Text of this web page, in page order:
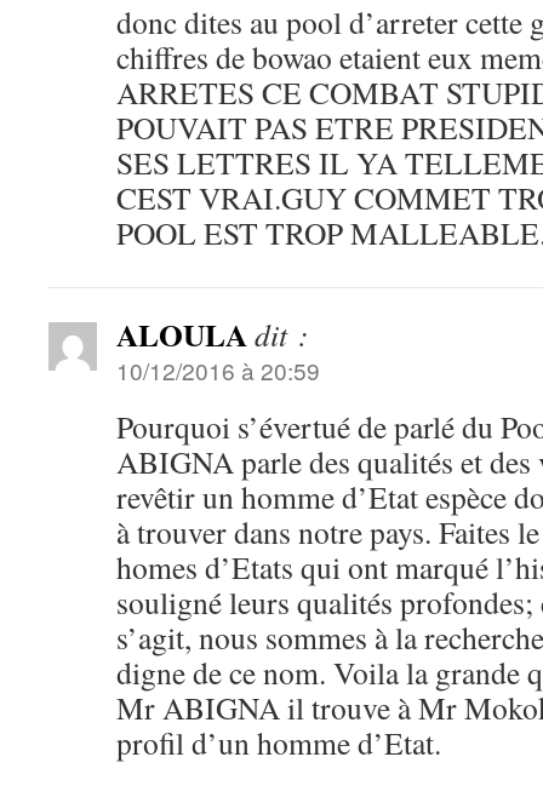
donc dites au pool d’arreter cette
chiffres de bowao etaient eux
ARRETES CE COMBAT
POUVAIT PAS ETRE
SES LETTRES IL YA
CEST VRAI.GUY COMMET
POOL EST TROP
ALOULAdit :
10/12/2016 à 20:59
Pourquoi s’évertué de parlé du
ABIGNA parle des qualités et des
revêtir un homme d’Etat espèce
à trouver dans notre pays. Faites
homes d’Etats qui ont marqué
souligné leurs qualités profondes;
s’agit, nous sommes à la
digne de ce nom. Voila la grande
Mr ABIGNA il trouve à Mr
profil d’un homme d’Etat.